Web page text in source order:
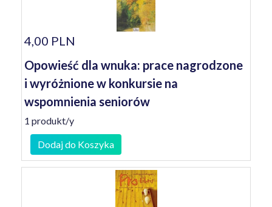
4,00 PLN
Opowieść dla wnuka: prace nagrodzone
i wyróżnione w konkursie na
wspomnienia seniorów
1 produkt/y
Dodaj do Koszyka